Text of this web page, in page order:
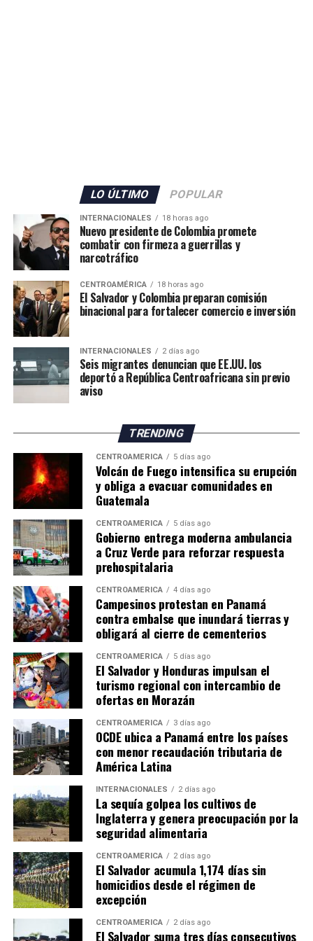
LO ÚLTIMO POPULAR
INTERNACIONALES 18 horas ago
Nuevo presidente de Colombia promete
combatir con firmeza a guerrillas y
narcotráfico
CENTROAMÉRICA 18 horas ago
El Salvador y Colombia preparan comisión
binacional para fortalecer comercio e inversión
INTERNACIONALES 2 días ago
Seis migrantes denuncian que EE.UU. los
deportó a República Centroafricana sin previo
aviso
TRENDING
CENTROAMÉRICA 5 días ago
Volcán de Fuego intensifica su erupción
y obliga a evacuar comunidades en
Guatemala
CENTROAMÉRICA 5 días ago
Gobierno entrega moderna ambulancia
a Cruz Verde para reforzar respuesta
prehospitalaria
CENTROAMÉRICA 4 días ago
Campesinos protestan en Panamá
contra embalse que inundará tierras y
obligará al cierre de cementerios
CENTROAMÉRICA 5 días ago
El Salvador y Honduras impulsan el
turismo regional con intercambio de
ofertas en Morazán
CENTROAMÉRICA 3 días ago
OCDE ubica a Panamá entre los países
con menor recaudación tributaria de
América Latina
INTERNACIONALES 2 días ago
La sequía golpea los cultivos de
Inglaterra y genera preocupación por la
seguridad alimentaria
CENTROAMÉRICA 2 días ago
El Salvador acumula 1,174 días sin
homicidios desde el régimen de
excepción
CENTROAMÉRICA 2 días ago
El Salvador suma tres días consecutivos